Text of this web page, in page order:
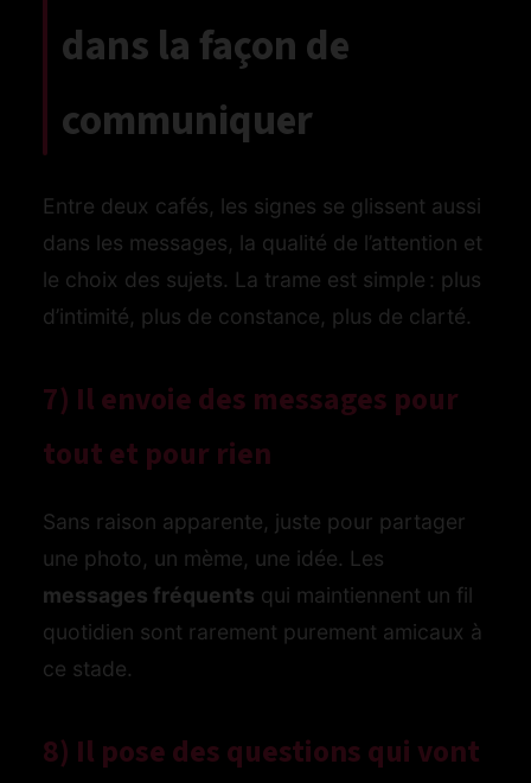
dans la façon de
communiquer
Entre deux cafés, les signes se glissent aussi
dans les messages, la qualité de l’attention et
le choix des sujets. La trame est simple : plus
d’intimité, plus de constance, plus de clarté.
7) Il envoie des messages pour
tout et pour rien
Sans raison apparente, juste pour partager
une photo, un mème, une idée. Les
messages fréquents qui maintiennent un fil
quotidien sont rarement purement amicaux à
ce stade.
8) Il pose des questions qui vont